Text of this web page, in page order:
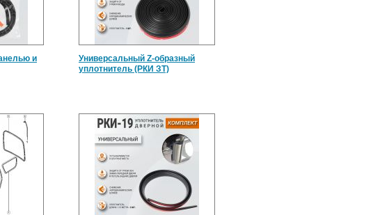
и
Универсальный Z-образный
уплотнитель (РКИ ЗТ)